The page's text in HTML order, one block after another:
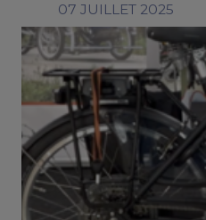
07 JUILLET 2025